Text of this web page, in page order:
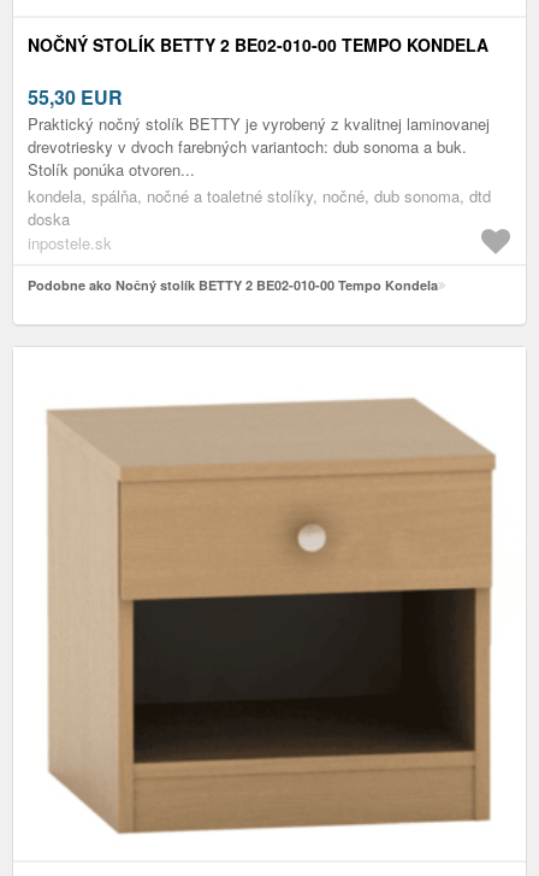
NOČNÝ STOLÍK BETTY 2 BE02-010-00 TEMPO KONDELA
55,30 EUR
Praktický nočný stolík BETTY je vyrobený z kvalitnej laminovanej
drevotriesky v dvoch farebných variantoch: dub sonoma a buk.
Stolík ponúka otvoren...
kondela, spálňa, nočné a toaletné stolíky, nočné, dub sonoma, dtd
doska
inpostele.sk
Podobne ako Nočný stolík BETTY 2 BE02-010-00 Tempo Kondela